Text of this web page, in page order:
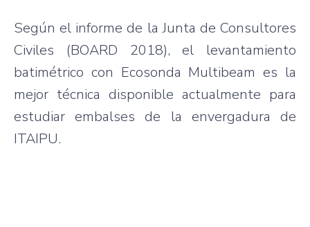
Según el informe de la Junta de Consultores
Civiles (BOARD 2018), el levantamiento
batimétrico con Ecosonda Multibeam es la
mejor técnica disponible actualmente para
estudiar embalses de la envergadura de
ITAIPU.